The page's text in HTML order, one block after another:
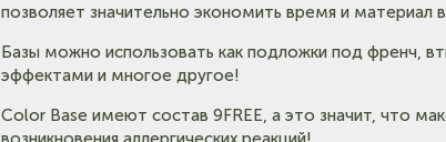
позволяет значительно экономить время и материал
Базы можно использовать как подложки под френч,
эффектами и многое другое!
Color Base имеют состав 9FREE, а это значит, что